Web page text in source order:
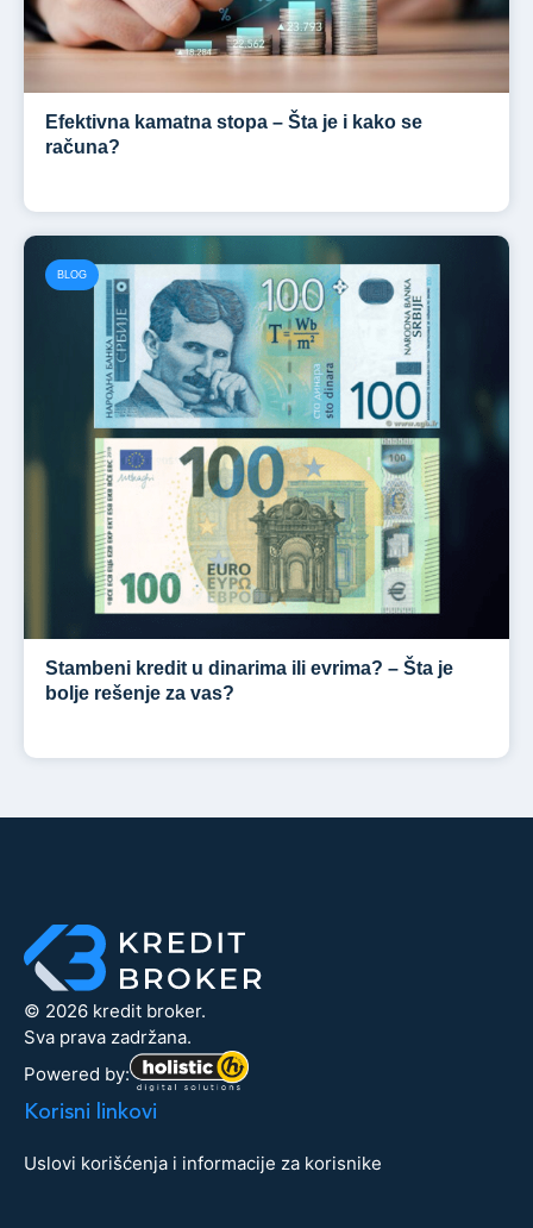
Efektivna kamatna stopa – Šta je i kako se
računa?
BLOG
Stambeni kredit u dinarima ili evrima? – Šta je
bolje rešenje za vas?
© 2026 kredit broker.
Sva prava zadržana.
Powered by:
Korisni linkovi
Uslovi korišćenja i informacije za korisnike